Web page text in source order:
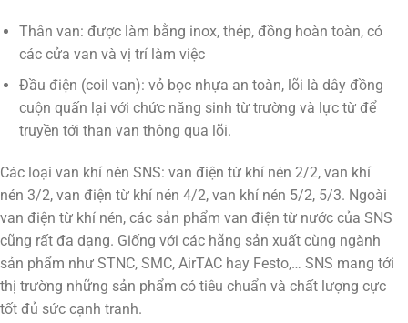
Thân van: được làm bằng inox, thép, đồng hoàn toàn, có
các cửa van và vị trí làm việc
Đầu điện (coil van): vỏ bọc nhựa an toàn, lõi là dây đồng
cuộn quấn lại với chức năng sinh từ trường và lực từ để
truyền tới than van thông qua lõi.
Các loại van khí nén SNS: van điện từ khí nén 2/2, van khí
nén 3/2, van điện từ khí nén 4/2, van khí nén 5/2, 5/3. Ngoài
van điện từ khí nén, các sản phẩm van điện từ nước của SNS
cũng rất đa dạng. Giống với các hãng sản xuất cùng ngành
sản phẩm như STNC, SMC, AirTAC hay Festo,… SNS mang tới
thị trường những sản phẩm có tiêu chuẩn và chất lượng cực
tốt đủ sức cạnh tranh.